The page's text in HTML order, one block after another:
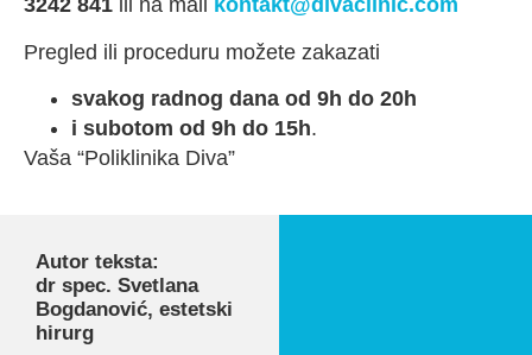
3242 841 ili na mail
kontakt@divaclinic.com
Pregled ili proceduru možete zakazati
svakog radnog dana od 9h do 20h
i subotom od 9h do 15h.
Vaša “Poliklinika Diva”
Autor teksta:
dr spec. Svetlana
Bogdanović, estetski
hirurg